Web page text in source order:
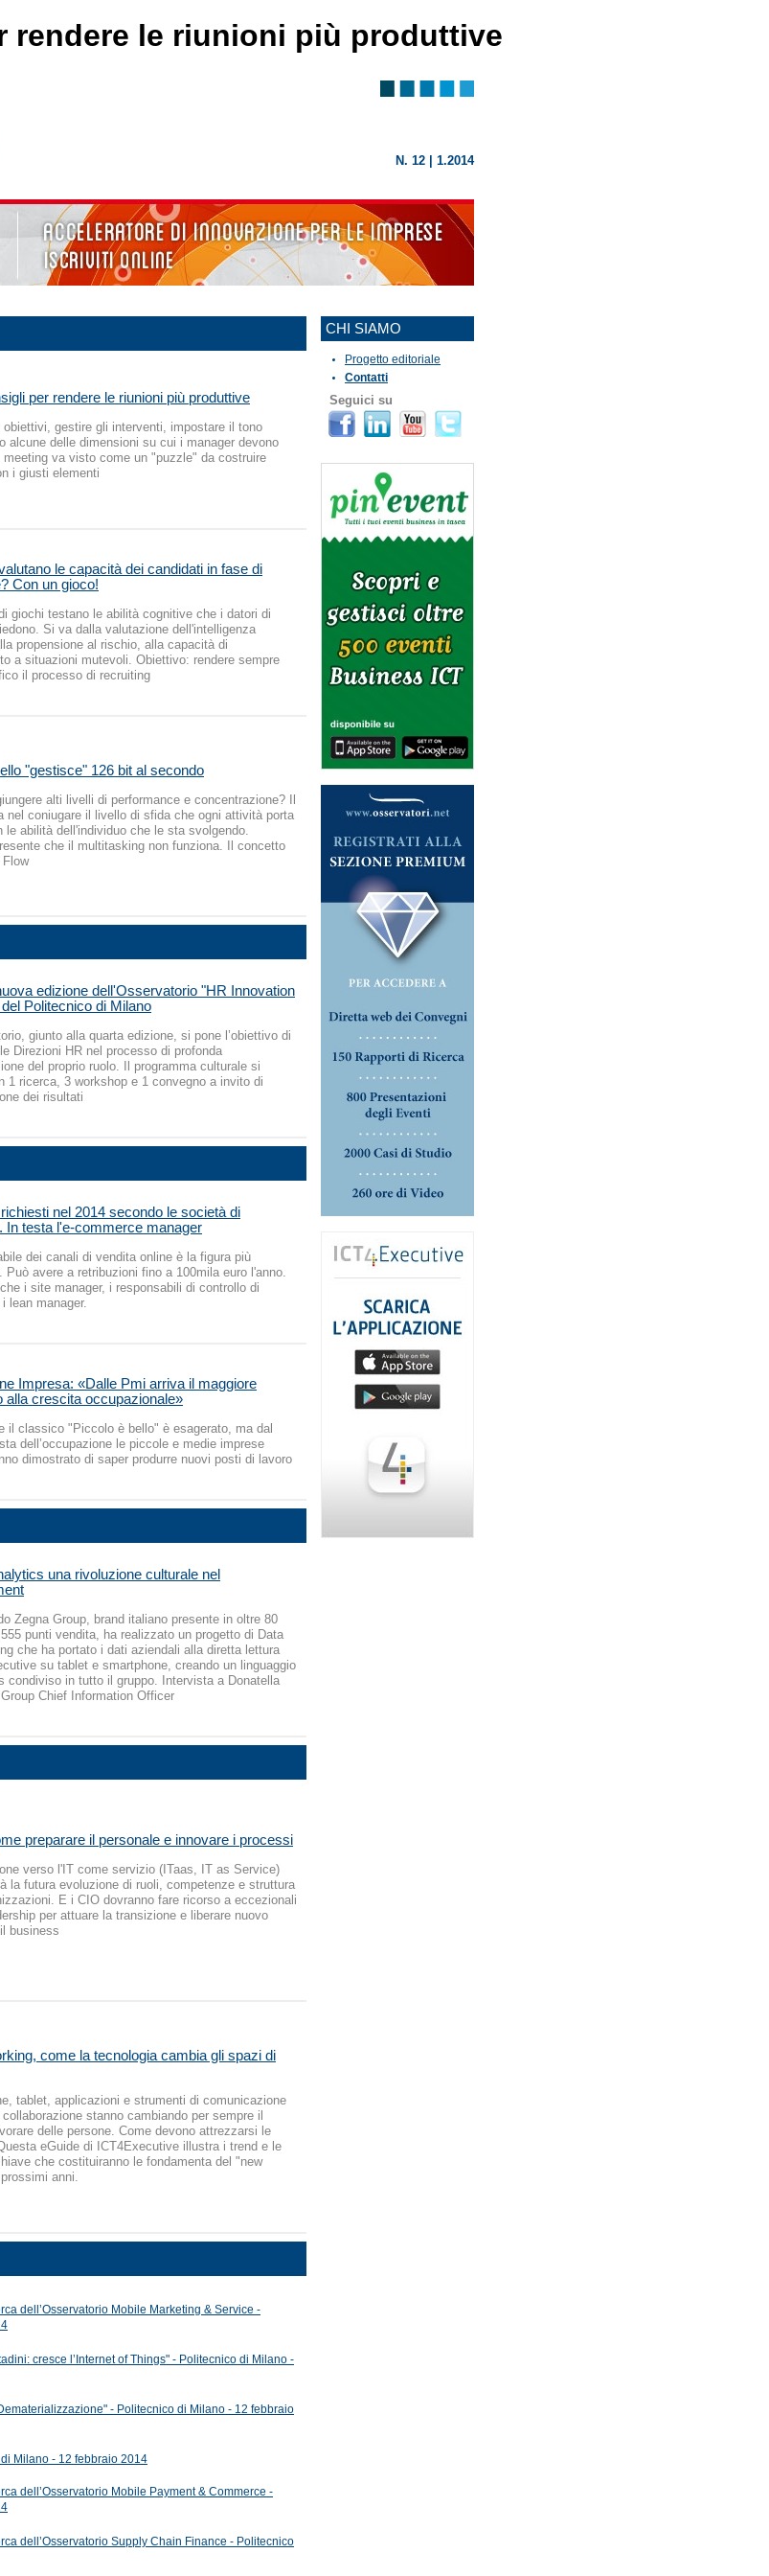
rendere le riunioni più produttive
N. 12 | 1.2014
per rendere le riunioni più produttive
obiettivi, gestire gli interventi, impostare il tono
alcune delle dimensioni su cui i manager devono
meeting va visto come un "puzzle" da costruire
i giusti elementi
le capacità dei candidati in fase di
Con un gioco!
giochi testano le abilità cognitive che i datori di
Si va dalla valutazione dell'intelligenza
propensione al rischio, alla capacità di
a situazioni mutevoli. Obiettivo: rendere sempre
il processo di recruiting
"gestisce" 126 bit al secondo
alti livelli di performance e concentrazione? Il
nel coniugare il livello di sfida che ogni attività porta
le abilità dell'individuo che le sta svolgendo.
che il multitasking non funziona. Il concetto
edizione dell'Osservatorio "HR Innovation
Politecnico di Milano
giunto alla quarta edizione, si pone l’obiettivo di
Direzioni HR nel processo di profonda
del proprio ruolo. Il programma culturale si
1 ricerca, 3 workshop e 1 convegno a invito di
dei risultati
nel 2014 secondo le società di
In testa l'e-commerce manager
dei canali di vendita online è la figura più
Può avere a retribuzioni fino a 100mila euro l'anno.
i site manager, i responsabili di controllo di
lean manager.
Impresa: «Dalle Pmi arriva il maggiore
alla crescita occupazionale»
il classico "Piccolo è bello" è esagerato, ma dal
dell’occupazione le piccole e medie imprese
dimostrato di saper produrre nuovi posti di lavoro
una rivoluzione culturale nel
Zegna Group, brand italiano presente in oltre 80
punti vendita, ha realizzato un progetto di Data
che ha portato i dati aziendali alla diretta lettura
su tablet e smartphone, creando un linguaggio
condiviso in tutto il gruppo. Intervista a Donatella
Chief Information Officer
preparare il personale e innovare i processi
verso l'IT come servizio (ITaas, IT as Service)
la futura evoluzione di ruoli, competenze e struttura
E i CIO dovranno fare ricorso a eccezionali
per attuare la transizione e liberare nuovo
business
come la tecnologia cambia gli spazi di
tablet, applicazioni e strumenti di comunicazione
stanno cambiando per sempre il
delle persone. Come devono attrezzarsi le
eGuide di ICT4Executive illustra i trend e le
che costituiranno le fondamenta del "new
anni.
dell’Osservatorio Mobile Marketing & Service -
cresce l’Internet of Things" - Politecnico di Milano -
- Politecnico di Milano - 12 febbraio
Milano - 12 febbraio 2014
dell’Osservatorio Mobile Payment & Commerce -
dell’Osservatorio Supply Chain Finance - Politecnico
CHI SIAMO
Progetto editoriale
Contatti
Seguici su